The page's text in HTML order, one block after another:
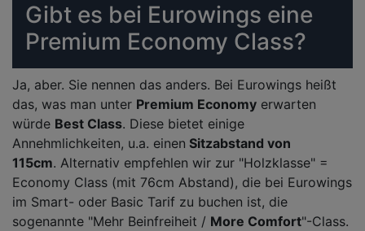
Gibt es bei Eurowings eine
Premium Economy Class?
Ja, aber. Sie nennen das anders. Bei Eurowings heißt
das, was man unter Premium Economy erwarten
würde Best Class. Diese bietet einige
Annehmlichkeiten, u.a. einen Sitzabstand von
115cm. Alternativ empfehlen wir zur "Holzklasse" =
Economy Class (mit 76cm Abstand), die bei Eurowings
im Smart- oder Basic Tarif zu buchen ist, die
sogenannte "Mehr Beinfreiheit / More Comfort"-Class.